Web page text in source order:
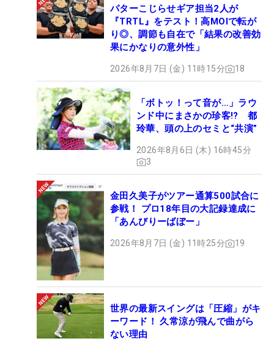
パターこじらせギア担当2人が
『TRTL』をテスト！高MOIで転が
り◎、調節も自在で「結果の改善効
果にかなりの意外性」
2026年8月7日 (金) 11時15分 18
「ボトッ！って音が…」ラウ
ンド中にまさかの珍客!? 都
玲華、頭の上のセミと“共演”
2026年8月6日 (木) 16時45分
3
金田久美子がツアー通算500試合に
参戦！ プロ18年目の大記録達成に
「あんびりーばぼー」
2026年8月7日 (金) 11時25分 19
世界の最新スイングは「圧縮」がキ
ーワード！ 久常涼が飛んで曲がら
ない理由